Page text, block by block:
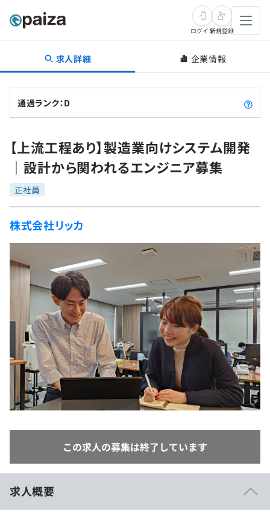
転職・キャリア
転職成功ガイド
転職エージェント
インタビュー
転職成功ガイド
新卒就活
求人検索
本選考
インターン
イベント・セミナー
インタビュー
就活成功ガイド
学習
問題集
ナレッジ
リファレンス
プラン
個人向けプラン
法人向けプラン
学校向けプラン
スキルチェック
プログラミング言語
評価結果一覧
再チャレンジ結果一覧
ゲーム・マンガ
Tech Team Journal
paiza times
note
paizaとは？
ログイン新規登録
求人詳細 企業情報
通過ランク：D
【上流工程あり】製造業向けシステム開発
｜設計から関われるエンジニア募集
正社員
株式会社リッカ
この求人の募集は終了しています
求人概要